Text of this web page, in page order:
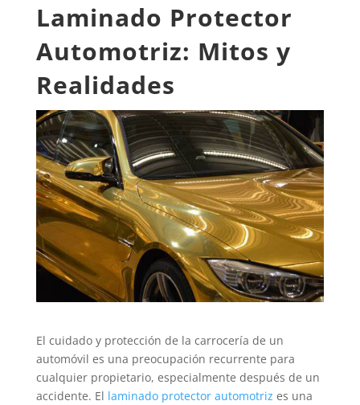
Laminado Protector
Automotriz: Mitos y
Realidades
El cuidado y protección de la carrocería de un
automóvil es una preocupación recurrente para
cualquier propietario, especialmente después de un
accidente. El laminado protector automotriz es una